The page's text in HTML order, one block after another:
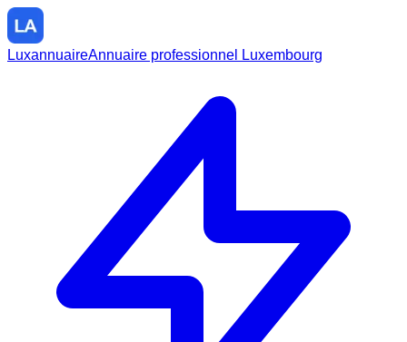
LuxannuaireAnnuaire professionnel Luxembourg